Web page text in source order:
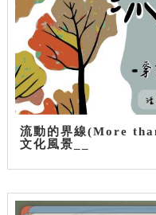
流動的界線(More
文化風景__